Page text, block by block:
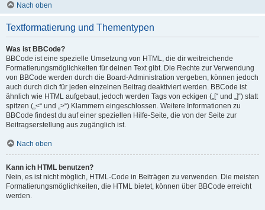
Nach oben
Textformatierung und Thementypen
Was ist BBCode?
BBCode ist eine spezielle Umsetzung von HTML, die dir weitreichende
Formatierungsmöglichkeiten für deinen Text gibt. Die Rechte zur Verwendung
von BBCode werden durch die Board-Administration vergeben, können jedoch
auch durch dich für jeden einzelnen Beitrag deaktiviert werden. BBCode ist
ähnlich wie HTML aufgebaut, jedoch werden Tags von eckigen („[“ und „]“) statt
spitzen („<“ und „>“) Klammern eingeschlossen. Weitere Informationen zu
BBCode findest du auf einer speziellen Hilfe-Seite, die von der Seite zur
Beitragserstellung aus zugänglich ist.
Nach oben
Kann ich HTML benutzen?
Nein, es ist nicht möglich, HTML-Code in Beiträgen zu verwenden. Die meisten
Formatierungsmöglichkeiten, die HTML bietet, können über BBCode erreicht
werden.